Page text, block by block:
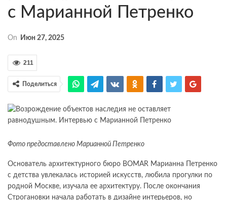
с Марианной Петренко
On Июн 27, 2025
211
Поделиться
Фото предоставлено Марианной Петренко
Основатель архитектурного бюро BOMAR Марианна Петренко
с детства увлекалась историей искусств, любила прогулки по
родной Москве, изучала ее архитектуру. После окончания
Строгановки начала работать в дизайне интерьеров, но